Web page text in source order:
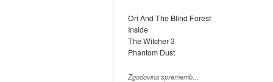
Ori And The Blind Forest
Inside
The Witcher 3
Phantom Dust
Zgodovina sprememb…